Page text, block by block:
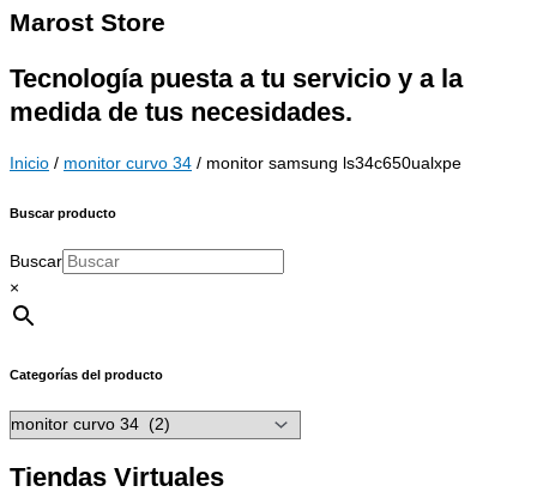
Marost Store
Tecnología puesta a tu servicio y a la
medida de tus necesidades.
Inicio / monitor curvo 34 / monitor samsung ls34c650ualxpe
Buscar producto
Buscar
×
Categorías del producto
Tiendas Virtuales